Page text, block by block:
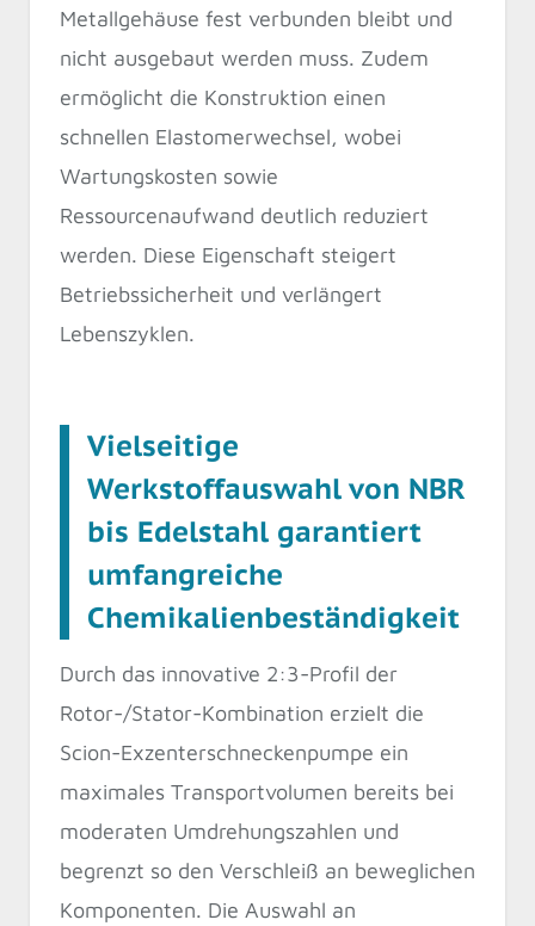
Metallgehäuse fest verbunden bleibt und
nicht ausgebaut werden muss. Zudem
ermöglicht die Konstruktion einen
schnellen Elastomerwechsel, wobei
Wartungskosten sowie
Ressourcenaufwand deutlich reduziert
werden. Diese Eigenschaft steigert
Betriebssicherheit und verlängert
Lebenszyklen.
Vielseitige
Werkstoffauswahl von NBR
bis Edelstahl garantiert
umfangreiche
Chemikalienbeständigkeit
Durch das innovative 2:3-Profil der
Rotor-/Stator-Kombination erzielt die
Scion-Exzenterschneckenpumpe ein
maximales Transportvolumen bereits bei
moderaten Umdrehungszahlen und
begrenzt so den Verschleiß an beweglichen
Komponenten. Die Auswahl an